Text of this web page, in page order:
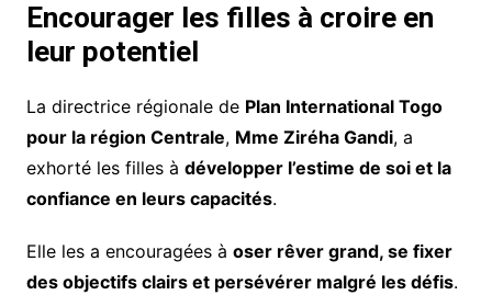
Encourager les filles à croire en
leur potentiel
La directrice régionale de Plan International Togo
pour la région Centrale, Mme Ziréha Gandi, a
exhorté les filles à développer l’estime de soi et la
confiance en leurs capacités.
Elle les a encouragées à oser rêver grand, se fixer
des objectifs clairs et persévérer malgré les défis.